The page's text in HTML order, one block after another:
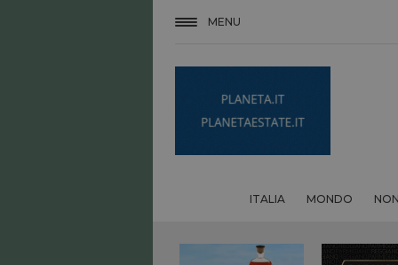
MENU
ITALIA MONDO